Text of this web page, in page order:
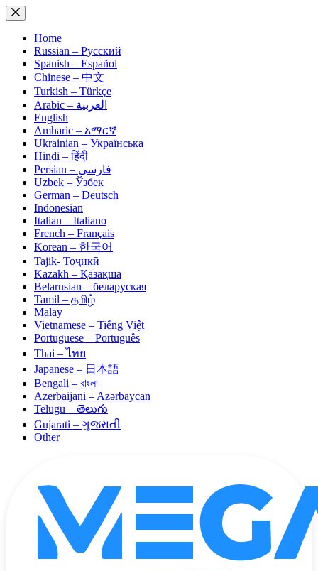
Skip
to
contentHome
Russian – Русский
Spanish – Español
Chinese – 中文
Turkish – Türkçe
Arabic – العربية
English
Amharic – አማርኛ
Ukrainian – Українська
Hindi – हिंदी
Persian – فارسی
Uzbek – Ўзбек
German – Deutsch
Indonesian
Italian – Italiano
French – Français
Korean – 한국어
Tajik- Тоҷикӣ
Kazakh – Қазақша
Belarusian – беларуская
Tamil – தமிழ்
Malay
Vietnamese – Tiếng Việt
Portuguese – Português
Thai – ไทย
Japanese – 日本語
Bengali – বাংলা
Azerbaijani – Azərbaycan
Telugu – తెలుగు
Gujarati – ગુજરાતી
Other